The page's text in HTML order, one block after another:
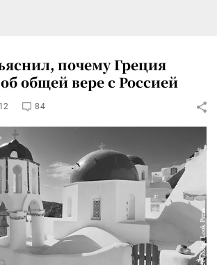
почему Греция
общей вере с Россией
84